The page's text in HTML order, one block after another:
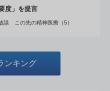
度」を提言
談 この先の精神医療（5）
ンキング